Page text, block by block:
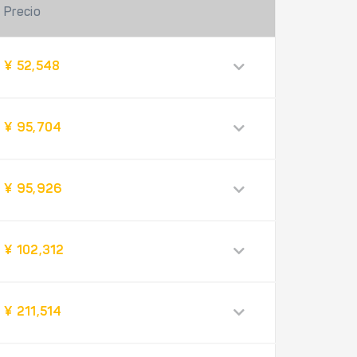
Precio
¥ 52,548
¥ 95,704
¥ 95,926
¥ 102,312
¥ 211,514